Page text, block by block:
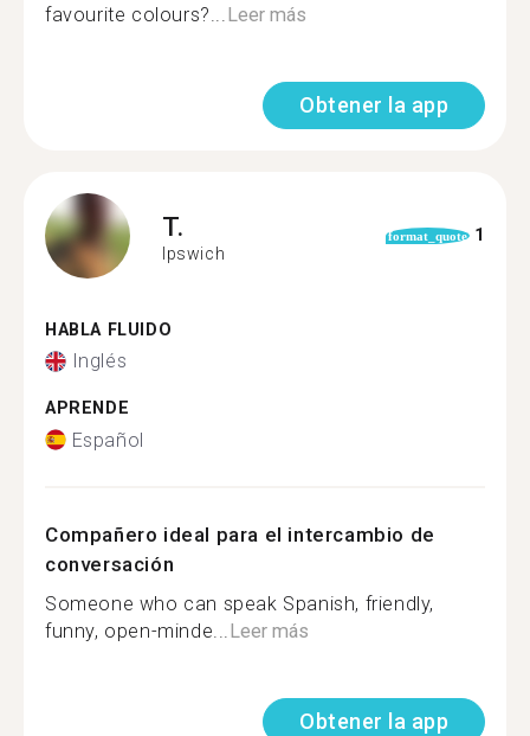
favourite colours?... Leer más
Obtener la app
T.
Ipswich
format_quote 1
HABLA FLUIDO
Inglés
APRENDE
Español
Compañero ideal para el intercambio de
conversación
Someone who can speak Spanish, friendly,
funny, open-minde... Leer más
Obtener la app